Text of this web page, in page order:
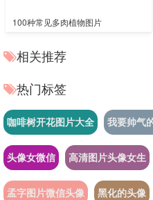
100种常见多肉植物图片
相关推荐
热门标签
咖啡树开花图片大全 我要帅气
头像女微信 高清图片头像女生
孟字图片微信头像 黑化的头像